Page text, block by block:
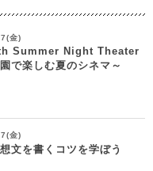
金)
Summer Night Theater
で楽しむ夏のシネマ～
金)
文を書くコツを学ぼう